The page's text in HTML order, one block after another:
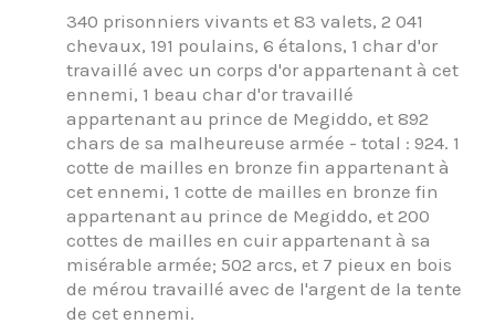
340 prisonniers vivants et 83 valets, 2 041
chevaux, 191 poulains, 6 étalons, 1 char d'or
travaillé avec un corps d'or appartenant à cet
ennemi, 1 beau char d'or travaillé
appartenant au prince de Megiddo, et 892
chars de sa malheureuse armée - total : 924. 1
cotte de mailles en bronze fin appartenant à
cet ennemi, 1 cotte de mailles en bronze fin
appartenant au prince de Megiddo, et 200
cottes de mailles en cuir appartenant à sa
misérable armée; 502 arcs, et 7 pieux en bois
de mérou travaillé avec de l'argent de la tente
de cet ennemi.